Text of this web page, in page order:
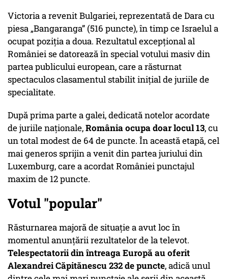
Victoria a revenit Bulgariei, reprezentată de Dara cu
piesa „Bangaranga” (516 puncte), în timp ce Israelul a
ocupat poziția a doua. Rezultatul excepțional al
României se datorează în special votului masiv din
partea publicului european, care a răsturnat
spectaculos clasamentul stabilit inițial de juriile de
specialitate.
După prima parte a galei, dedicată notelor acordate
de juriile naționale,România ocupa doar locul 13, cu
un total modest de 64 de puncte. În această etapă, cel
mai generos sprijin a venit din partea juriului din
Luxemburg, care a acordat României punctajul
maxim de 12 puncte.
Votul "popular"
Răsturnarea majoră de situație a avut loc în
momentul anunțării rezultatelor de la televot.
Telespectatorii din întreaga Europă au oferit
Alexandrei Căpitănescu 232 de puncte, adică unul